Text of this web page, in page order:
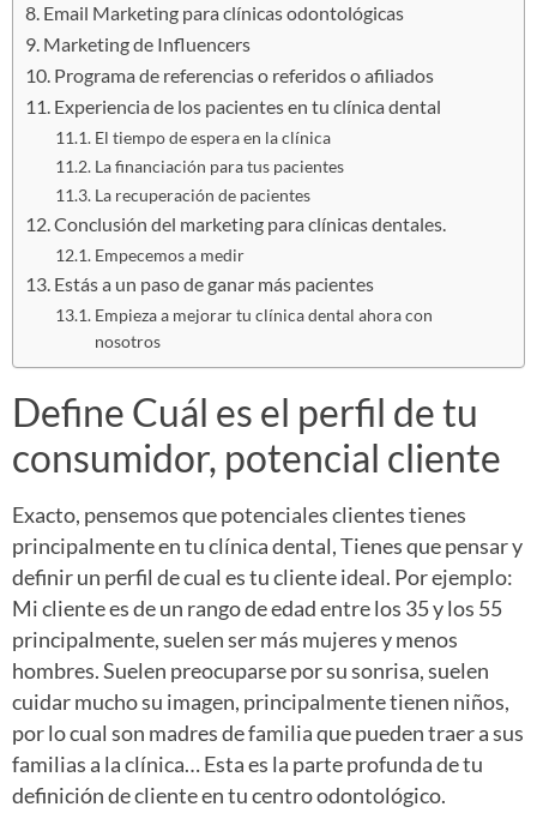
Email Marketing para clínicas odontológicas
Marketing de Influencers
Programa de referencias o referidos o afiliados
Experiencia de los pacientes en tu clínica dental
El tiempo de espera en la clínica
La financiación para tus pacientes
La recuperación de pacientes
Conclusión del marketing para clínicas dentales.
Empecemos a medir
Estás a un paso de ganar más pacientes
Empieza a mejorar tu clínica dental ahora con
nosotros
Define Cuál es el perfil de tu
consumidor, potencial cliente
Exacto, pensemos que potenciales clientes tienes
principalmente en tu clínica dental, Tienes que pensar y
definir un perfil de cual es tu cliente ideal. Por ejemplo:
Mi cliente es de un rango de edad entre los 35 y los 55
principalmente, suelen ser más mujeres y menos
hombres. Suelen preocuparse por su sonrisa, suelen
cuidar mucho su imagen, principalmente tienen niños,
por lo cual son madres de familia que pueden traer a sus
familias a la clínica… Esta es la parte profunda de tu
definición de cliente en tu centro odontológico.